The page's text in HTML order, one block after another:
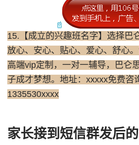
15.【成立的兴趣班名字】选择巴
放心、安心、贴心、爱心、舒心。
高端vip定制，一对一辅导，巴仑
子成才梦想。地址：xxxxx免费咨
1335530xxxx
家长接到短信群发后